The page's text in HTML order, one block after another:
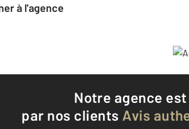
à l'agence
Notre agence
par nos clients Avis